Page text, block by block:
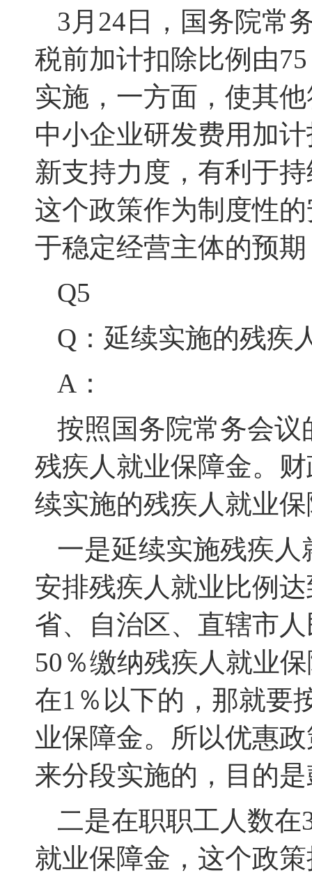
3月24日，国务院常
税前加计扣除比例由
实施 ，一方面，使其
中小企业研发费用加
新支持力度 ，有利于
这个政策作为制度性
于稳定经营主体的预
Q5
Q：延续实施的残疾
A：
按照国务院常务会
残疾人就业保障金。
续实施的残疾人就业
一是延续实施残疾
安排残疾人就业比例
省、自治区、直辖市
50％缴纳残疾人就业
在1％以下的，那就要
业保障金。所以优惠
来分段实施的，目的
二是在职职工人数
就业保障金，这个政